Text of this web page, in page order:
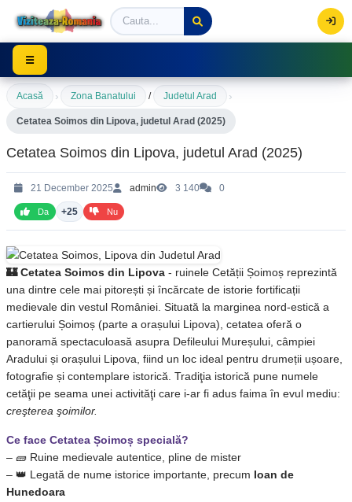
Viziteaza Romania | Obiective Turistice | Trasee
☰
Acasă › Zona Banatului / Judetul Arad ›
Cetatea Soimos din Lipova, judetul Arad (2025)
Cetatea Soimos din Lipova, judetul Arad (2025)
21 December 2025 admin 3 140 0
Da +25 Nu
🏰 Cetatea Soimos din Lipova - ruinele Cetății Șoimoș reprezintă
una dintre cele mai pitorești și încărcate de istorie fortificații
medievale din vestul României. Situată la marginea nord-estică a
cartierului Șoimoș (parte a orașului Lipova), cetatea oferă o
panoramă spectaculoasă asupra Defileului Mureșului, câmpiei
Aradului și orașului Lipova, fiind un loc ideal pentru drumeții ușoare,
fotografie și contemplare istorică. Tradiţia istorică pune numele
cetăţii pe seama unei activităţi care i-ar fi adus faima în evul mediu:
creşterea şoimilor.
Ce face Cetatea Șoimoș specială?
– 🧱 Ruine medievale autentice, pline de mister
– 👑 Legată de nume istorice importante, precum Ioan de
Hunedoara